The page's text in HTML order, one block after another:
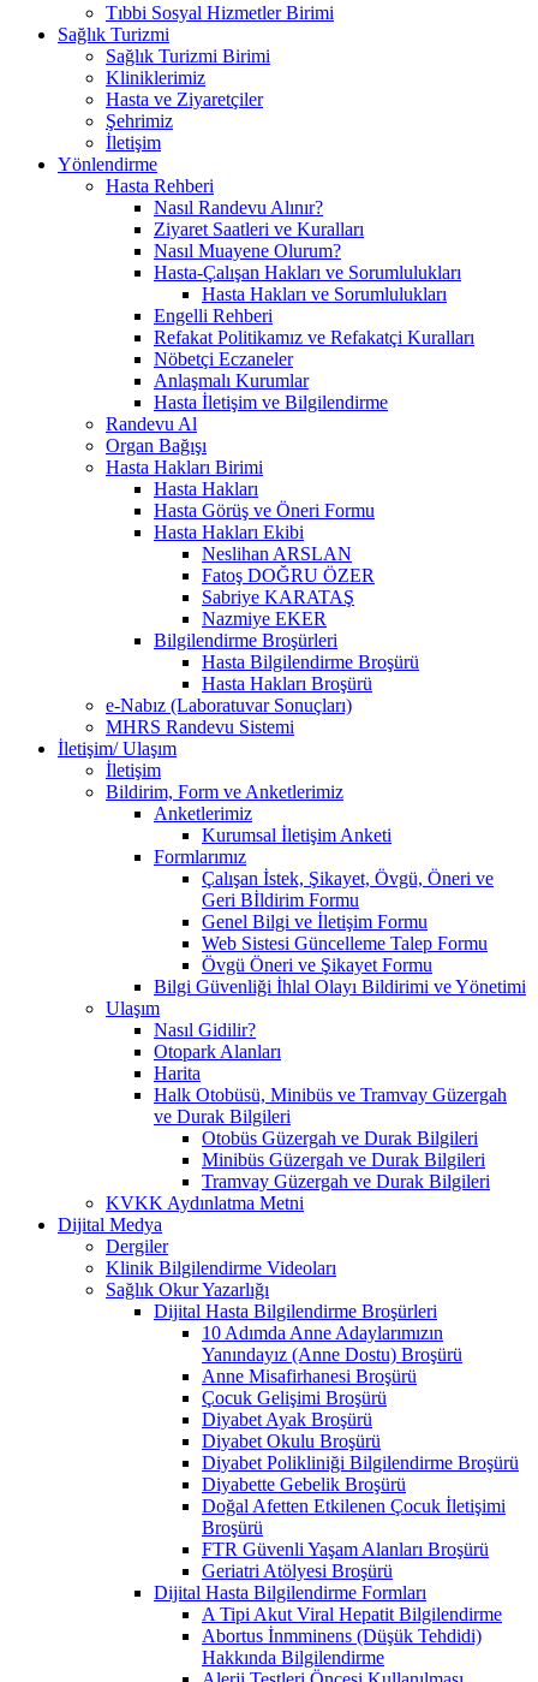
Tıbbi Sosyal Hizmetler Birimi
Sağlık Turizmi
Sağlık Turizmi Birimi
Kliniklerimiz
Hasta ve Ziyaretçiler
Şehrimiz
İletişim
Yönlendirme
Hasta Rehberi
Nasıl Randevu Alınır?
Ziyaret Saatleri ve Kuralları
Nasıl Muayene Olurum?
Hasta-Çalışan Hakları ve Sorumlulukları
Hasta Hakları ve Sorumlulukları
Engelli Rehberi
Refakat Politikamız ve Refakatçi Kuralları
Nöbetçi Eczaneler
Anlaşmalı Kurumlar
Hasta İletişim ve Bilgilendirme
Randevu Al
Organ Bağışı
Hasta Hakları Birimi
Hasta Hakları
Hasta Görüş ve Öneri Formu
Hasta Hakları Ekibi
Neslihan ARSLAN
Fatoş DOĞRU ÖZER
Sabriye KARATAŞ
Nazmiye EKER
Bilgilendirme Broşürleri
Hasta Bilgilendirme Broşürü
Hasta Hakları Broşürü
e-Nabız (Laboratuvar Sonuçları)
MHRS Randevu Sistemi
İletişim/ Ulaşım
İletişim
Bildirim, Form ve Anketlerimiz
Anketlerimiz
Kurumsal İletişim Anketi
Formlarımız
Çalışan İstek, Şikayet, Övgü, Öneri ve
Geri Bİldirim Formu
Genel Bilgi ve İletişim Formu
Web Sistesi Güncelleme Talep Formu
Övgü Öneri ve Şikayet Formu
Bilgi Güvenliği İhlal Olayı Bildirimi ve Yönetimi
Ulaşım
Nasıl Gidilir?
Otopark Alanları
Harita
Halk Otobüsü, Minibüs ve Tramvay Güzergah
ve Durak Bilgileri
Otobüs Güzergah ve Durak Bilgileri
Minibüs Güzergah ve Durak Bilgileri
Tramvay Güzergah ve Durak Bilgileri
KVKK Aydınlatma Metni
Dijital Medya
Dergiler
Klinik Bilgilendirme Videoları
Sağlık Okur Yazarlığı
Dijital Hasta Bilgilendirme Broşürleri
10 Adımda Anne Adaylarımızın
Yanındayız (Anne Dostu) Broşürü
Anne Misafirhanesi Broşürü
Çocuk Gelişimi Broşürü
Diyabet Ayak Broşürü
Diyabet Okulu Broşürü
Diyabet Polikliniği Bilgilendirme Broşürü
Diyabette Gebelik Broşürü
Doğal Afetten Etkilenen Çocuk İletişimi
Broşürü
FTR Güvenli Yaşam Alanları Broşürü
Geriatri Atölyesi Broşürü
Dijital Hasta Bilgilendirme Formları
A Tipi Akut Viral Hepatit Bilgilendirme
Abortus İnmminens (Düşük Tehdidi)
Hakkında Bilgilendirme